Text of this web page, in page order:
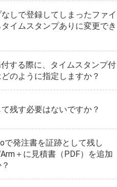
しで登録してしまったファイ
イムスタンプありに変更でき
する際に、タイムスタンプ付
のように指定しますか？
残す必要はないですか？
で発注書を証跡として残し
＋に見積書（PDF）を追加